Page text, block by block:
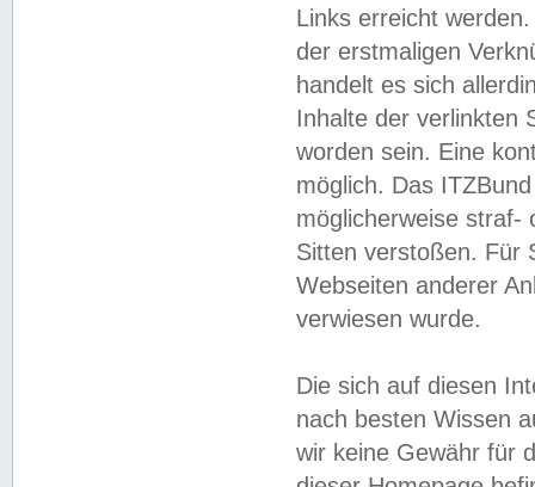
Links erreicht
der erstmaligen
handelt es sich
Inhalte der verlinkten
worden sein. Eine
möglich. Das
möglicherweise straf-
Sitten verstoßen. Für
Webseiten anderer
verwiesen wurde.
Die sich auf diesen
nach besten Wissen
wir keine Gewähr für